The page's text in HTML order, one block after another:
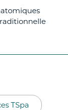
TSpa